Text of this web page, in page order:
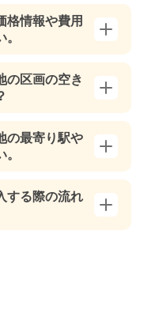
格情報や費用
の区画の空き
の最寄り駅や
する際の流れ